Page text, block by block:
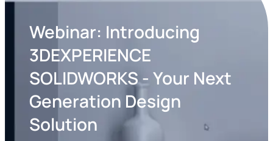
Webinar: Introducing
3DEXPERIENCE
SOLIDWORKS- Your Next
Generation Design
Solution